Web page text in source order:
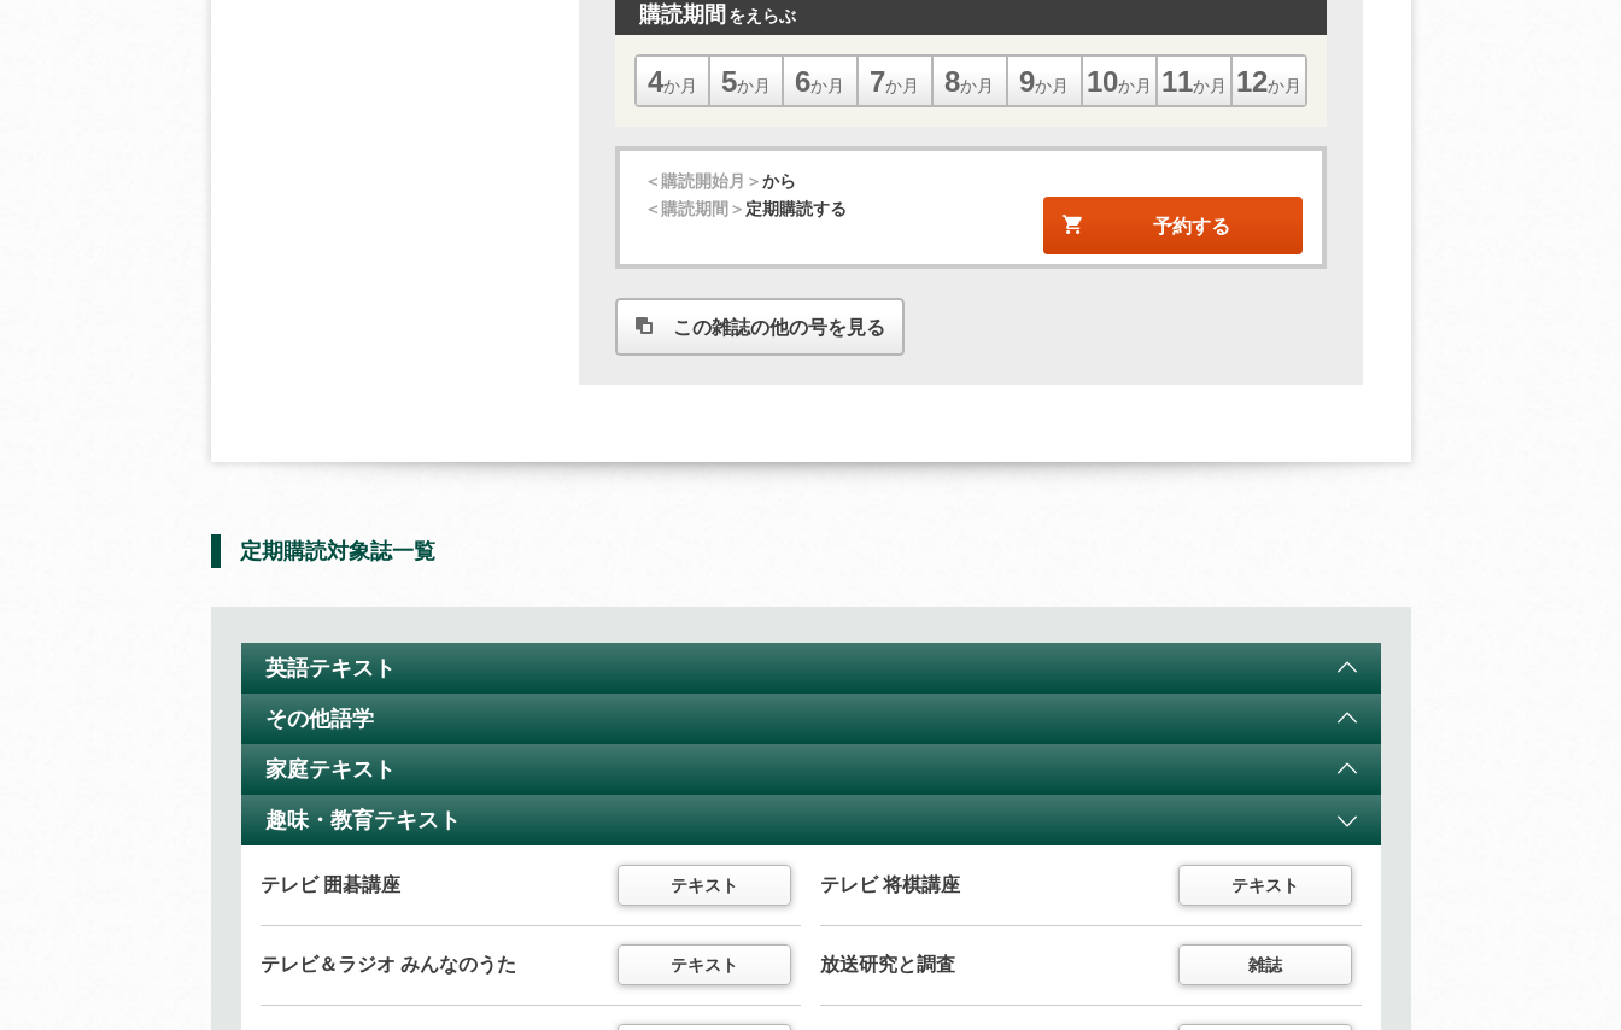
購読期間 をえらぶ
4か月 5か月 6か月 7か月 8か月 9か月 10か月 11か月 12か月
＜購読開始月＞から
＜購読期間＞ 定期購読する
予約する
この雑誌の他の号を見る
定期購読対象誌一覧
英語テキスト
ラジオ 小学生の基礎英語
11か月以上購読で特典付き
4コママンガで楽しく英語に親しむ
（通年講座）
11か月以上購読で特典付き
ラジオ 基礎英語 レベル2
11か月以上購読で特典付き
英語で「言いたいこと」を表現！
通年講座
テキスト 音声
ラジオ 英会話タイムトライアル
11か月以上購読で特典付き
スピーキングの“瞬発力”を鍛える
（ 通年講座
テキスト 音声
その他語学
ラジオ まいにちドイツ語
（半年以内でお申込みください）
テキスト
（半年以内でお申込みください）
テキスト
ラジオ まいにち中国語
後期の予定は随時お知らせします
テキスト
テレビ 中国語！ナビ
（
テキスト
家庭テキスト
テレビ きょうの料理
テキスト テキスト
テキスト テキスト
趣味・教育テキスト
テレビ 囲碁講座 テキスト テレビ 将棋講座 テキスト
テレビ＆ラジオ みんなのうた テキスト 放送研究と調査 雑誌